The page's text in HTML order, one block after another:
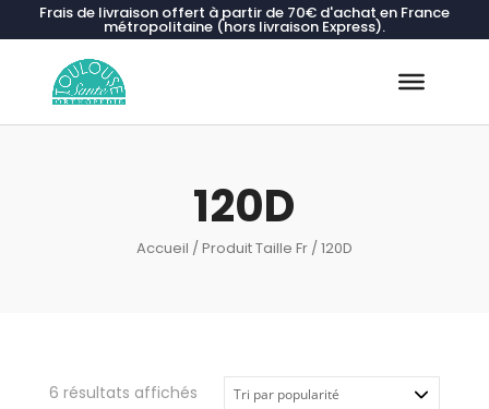
Frais de livraison offert à partir de 70€ d'achat en France
métropolitaine (hors livraison Express).
120D
Accueil / Produit Taille Fr / 120D
6 résultats affichésTrié